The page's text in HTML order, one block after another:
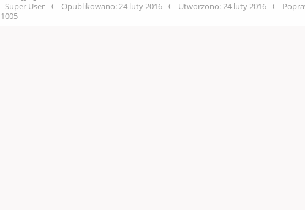
Super User
Opublikowano: 24 luty 2016 Utworzono: 24 luty 2016
1005